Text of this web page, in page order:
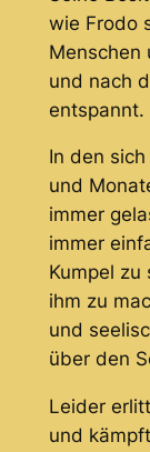
wie Frodo
Menschen
und nach
entspannt.
In den
und
immer
immer
Kumpel
ihm zu
und
über den
Leider
und